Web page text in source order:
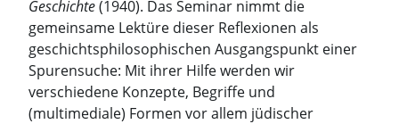
Geschichte(1940). Das Seminar nimmt die
gemeinsame Lektüre dieser Reflexionen als
geschichtsphilosophischen Ausgangspunkt einer
Spurensuche: Mit ihrer Hilfe werden wir
verschiedene Konzepte, Begriffe und
(multimediale) Formen vor allem jüdischer